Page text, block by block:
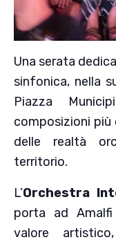
Una serata
sinfonica, nella
Piazza
composizioni più
delle realtà
territorio.
L’Orchestra
porta ad
valore